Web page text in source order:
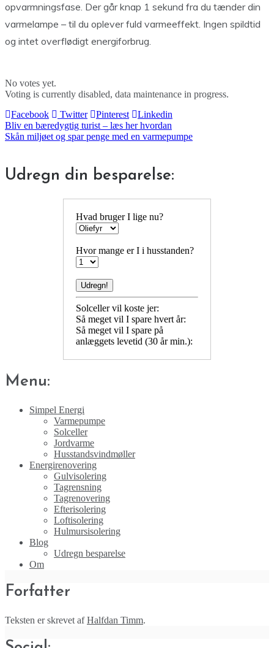
opvarmningsfase. Der går knap 1 sekund fra du tænder din
varmelampe – til du oplever fuld varmeeffekt. Ingen spildtid
og intet overflødigt energiforbrug.
No votes yet.
Voting is currently disabled, data maintenance in progress.
Facebook
Twitter Pinterest Linkedin
Indlægsnavigation
Bliv en bæredygtig turist – læs her hvordan
Skån miljøet og spar penge med en varmepumpe
Udregn din besparelse:
Hvad bruger I lige nu?
Hvor mange er I i husstanden?
Solceller vil koste jer:
Så meget vil I spare hvert år:
Så meget vil I spare på
anlæggets levetid (30 år min.):
Menu:
Simpel Energi
Varmepumpe
Solceller
Jordvarme
Husstandsvindmøller
Energirenovering
Gulvisolering
Tagrensning
Tagrenovering
Efterisolering
Loftisolering
Hulmursisolering
Blog
Udregn besparelse
Om
Forfatter
Teksten er skrevet afHalfdan Timm.